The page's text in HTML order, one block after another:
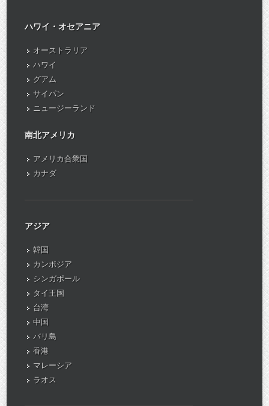
ハワイ・オセアニア
オーストラリア
ハワイ
グアム
サイパン
ニュージーランド
南北アメリカ
アメリカ合衆国
カナダ
アジア
韓国
カンボジア
シンガポール
タイ王国
台湾
中国
バリ島
香港
マレーシア
ラオス